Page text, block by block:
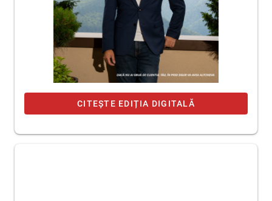
CITEȘTE EDIȚIA DIGITALĂ